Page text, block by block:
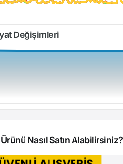
Değişimleri
Nasıl Satın Alabilirsiniz?